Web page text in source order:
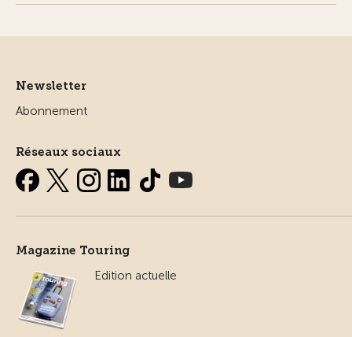
Newsletter
Abonnement
Réseaux sociaux
Magazine Touring
Edition actuelle